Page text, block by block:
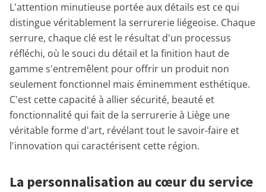
L'attention minutieuse portée aux détails est ce qui
distingue véritablement la serrurerie liégeoise. Chaque
serrure, chaque clé est le résultat d'un processus
réfléchi, où le souci du détail et la finition haut de
gamme s'entremêlent pour offrir un produit non
seulement fonctionnel mais éminemment esthétique.
C'est cette capacité à allier sécurité, beauté et
fonctionnalité qui fait de la serrurerie à Liège une
véritable forme d'art, révélant tout le savoir-faire et
l'innovation qui caractérisent cette région.
La personnalisation au cœur du service